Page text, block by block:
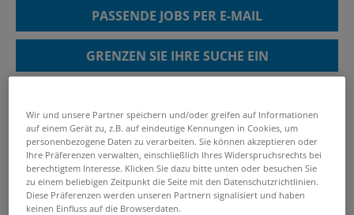
PASSENDE JOBS PER E-MAIL
GRENZEN SIE IHRE SUCHE EIN
Recruiter (m/w/d)
06.08.2026 /TEAMProjekt Outsourcing GmbH/
Raunheim
Wir und unsere Partner speichern und/oder greifen auf Informationen
auf einem Gerät zu, z.B. auf eindeutige Kennungen in Cookies, um
personenbezogene Daten zu verarbeiten. Sie können akzeptieren oder
Ihre Präferenzen verwalten, einschließlich Ihres Widerspruchsrechts bei
berechtigtem Interesse. Klicken Sie dazu bitte unten oder besuchen Sie
zu einem beliebigen Zeitpunkt die Seite mit den Datenschutzrichtlinien.
Diese Präferenzen werden unseren Partnern signalisiert und haben
keinen Einfluss auf die Browserdaten.